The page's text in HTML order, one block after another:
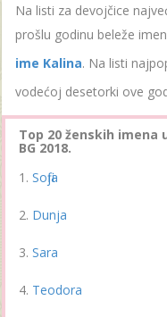
Na listi za devojčice
prošlu godinu beleže
ime Kalina. Na listi
vodećoj desetorki ove
Top 20 ženskih imena
BG 2018.
Sofija
Dunja
Sara
Teodora